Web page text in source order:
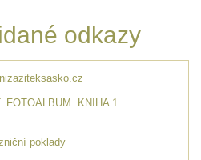
odkazy
FOTOALBUM. KNIHA 1
poklady